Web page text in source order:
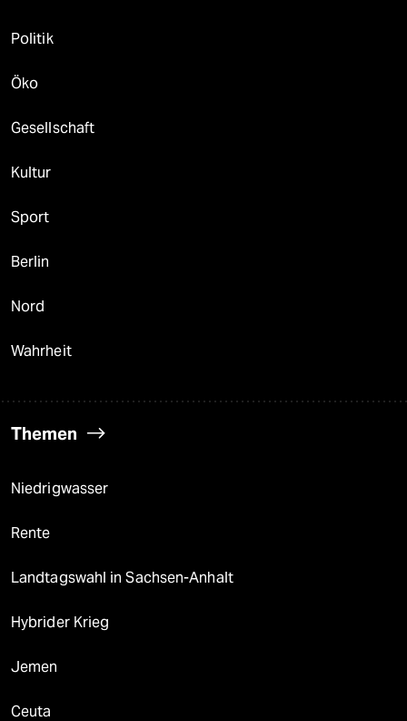
Politik
Öko
Gesellschaft
Kultur
Sport
Berlin
Nord
Wahrheit
Themen
Niedrigwasser
Rente
Landtagswahl in Sachsen-Anhalt
Hybrider Krieg
Jemen
Ceuta